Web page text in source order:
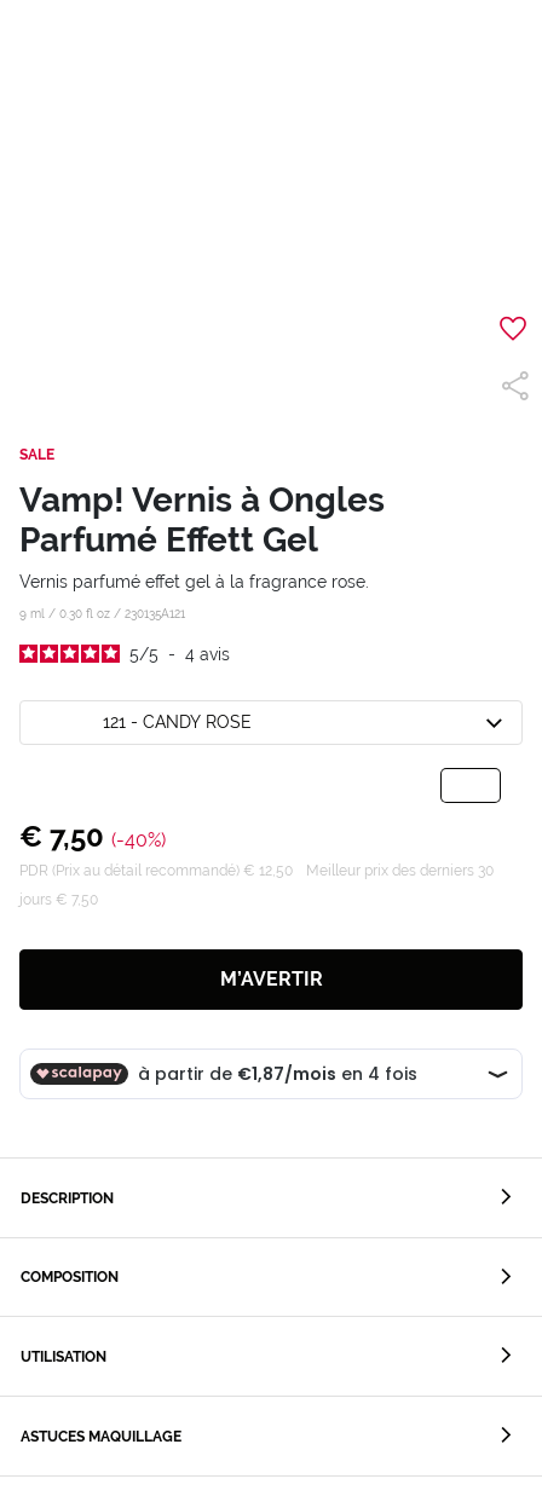
SALE
Vamp! Vernis à Ongles
Parfumé Effett Gel
Vernis parfumé effet gel à la fragrance rose.
9 ml / 0.30 fl oz / 230135A121
5/5 - 4 avis
121 - CANDY ROSE
€ 7,50 (-40%)
PDR (Prix au détail recommandé) € 12,50
Meilleur prix des derniers 30
jours € 7,50
M’AVERTIR
DESCRIPTION
COMPOSITION
UTILISATION
ASTUCES MAQUILLAGE